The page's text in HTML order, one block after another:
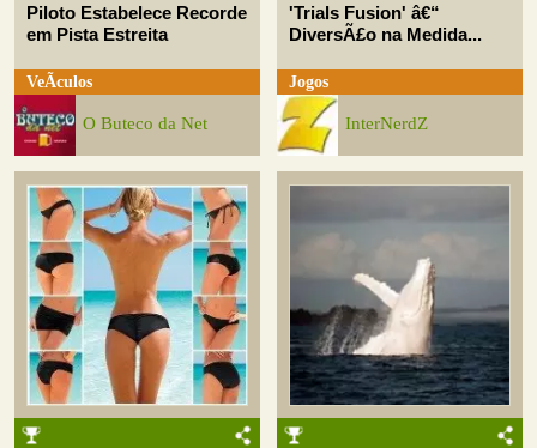
Piloto Estabelece Recorde
em Pista Estreita
VeÃ­culos
O Buteco da Net
'Trials Fusion' â€“
DiversÃ£o na Medida...
Jogos
InterNerdZ